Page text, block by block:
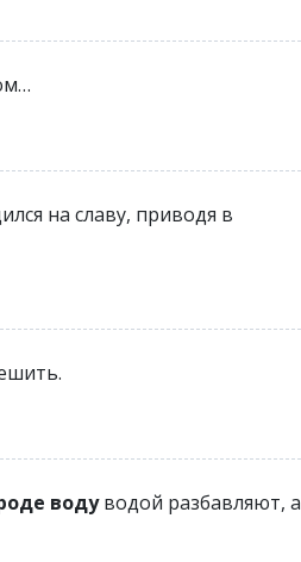
на славу, приводя в
водуводой разбавляют, а